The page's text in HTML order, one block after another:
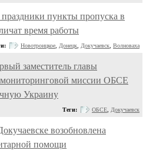
пункты пропуска в
время работы
Новотроицкое Донецк Докучаевск Волноваха
заместитель главы
миссии ОБСЕ
Украину
Теги: ОБСЕ Докучаевск
возобновлена
помощи